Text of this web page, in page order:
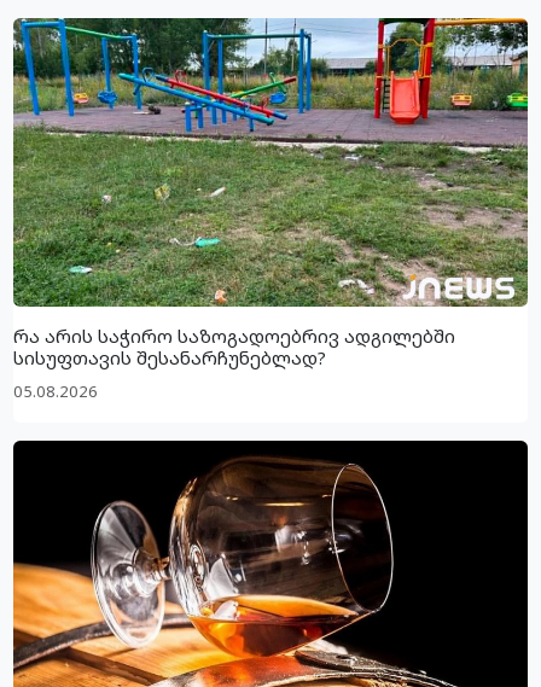
რა არის საჭირო საზოგადოებრივ ადგილებში
სისუფთავის შესანარჩუნებლად?
05.08.2026